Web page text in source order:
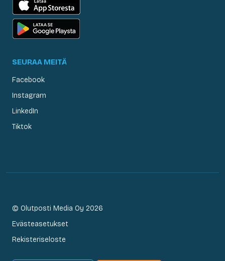
SEURAA MEITÄ
Facebook
Instagram
LinkedIn
Tiktok
© Olutposti Media Oy 2026
Evästeasetukset
Rekisteriseloste